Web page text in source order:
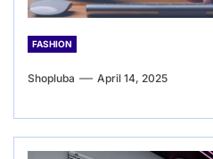
FASHION
Shopluba April 14, 2025